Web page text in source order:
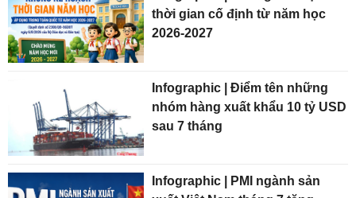
thời gian cố định từ năm học
2026-2027
Infographic | Điểm tên những
nhóm hàng xuất khẩu 10 tỷ USD
sau 7 tháng
Infographic | PMI ngành sản